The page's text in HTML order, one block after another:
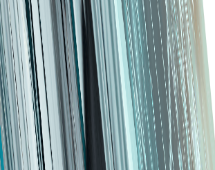
utilizat
personalul poate naviga cu ușurință
a maximiza adoptarea și